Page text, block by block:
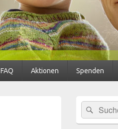
im
BISS
FAQ Aktionen Spenden
Primärer
Seitenleisten-
Widgetbereich
Suchen
nach: